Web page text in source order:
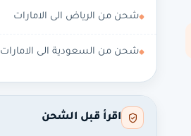
شحن من الرياض الى الامارات
شحن من السعودية الى الامارات
اقرأ قبل الشحن